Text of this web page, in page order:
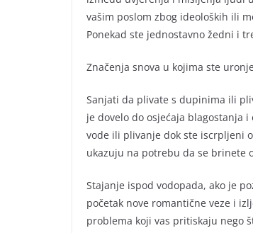
vašim poslom zbog ideoloških ili
Ponekad ste jednostavno žedni i
Značenja snova u kojima ste
Sanjati da plivate s dupinima ili
je dovelo do osjećaja blagostanja
vode ili plivanje dok ste iscrpljeni
ukazuju na potrebu da se brinete
Stajanje ispod vodopada, ako je
početak nove romantične veze i
problema koji vas pritiskaju nego